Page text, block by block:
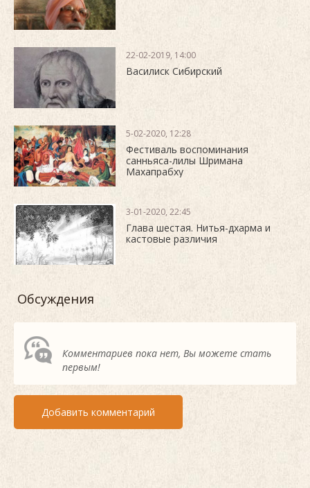
22-02-2019, 14:00
Василиск Сибирский
5-02-2020, 12:28
Фестиваль воспоминания
санньяса-лилы Шримана
Махапрабху
3-01-2020, 22:45
Глава шестая. Нитья-дхарма и
кастовые различия
Обсуждения
Комментариев пока нет, Вы можете стать
первым!
Добавить комментарий